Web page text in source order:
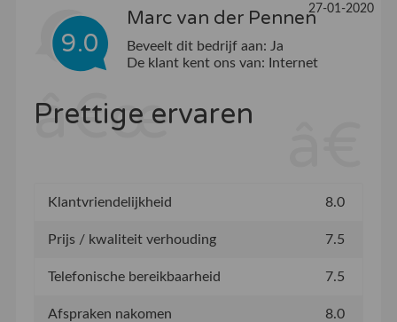
9.0
Marc van der Pennen27-01-2020
Beveelt dit bedrijf aan: Ja
De klant kent ons van:
Internet
Prettige ervaren
Klantvriendelijkheid 8.0
Prijs / kwaliteit verhouding 7.5
Telefonische bereikbaarheid 7.5
Afspraken nakomen 8.0